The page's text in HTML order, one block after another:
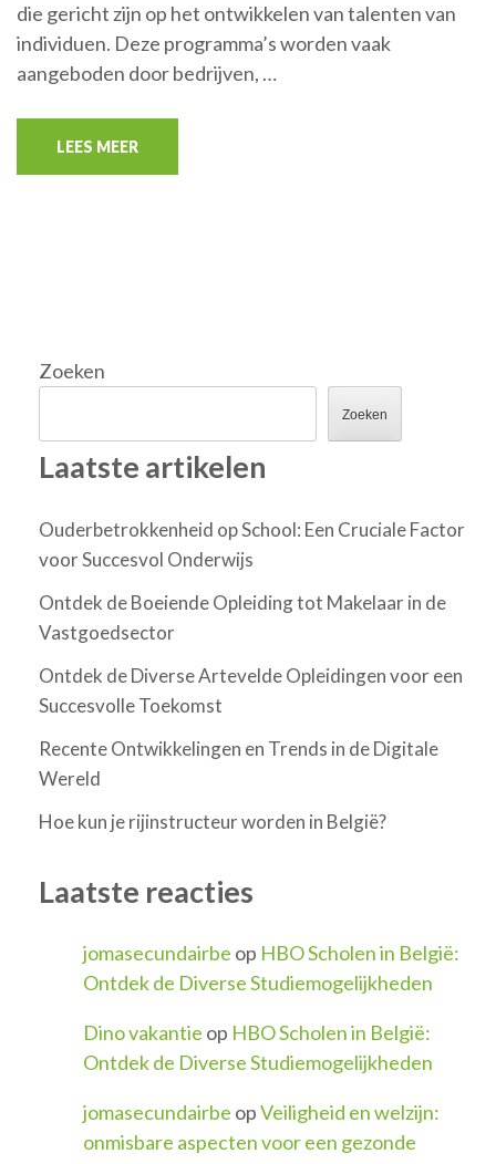
die gericht zijn op het ontwikkelen van talenten van
individuen. Deze programma’s worden vaak
aangeboden door bedrijven, …
LEES MEER
Zoeken
Zoeken
Laatste artikelen
Ouderbetrokkenheid op School: Een Cruciale Factor
voor Succesvol Onderwijs
Ontdek de Boeiende Opleiding tot Makelaar in de
Vastgoedsector
Ontdek de Diverse Artevelde Opleidingen voor een
Succesvolle Toekomst
Recente Ontwikkelingen en Trends in de Digitale
Wereld
Hoe kun je rijinstructeur worden in België?
Laatste reacties
jomasecundairbe op HBO Scholen in België:
Ontdek de Diverse Studiemogelijkheden
Dino vakantie op HBO Scholen in België:
Ontdek de Diverse Studiemogelijkheden
jomasecundairbe opVeiligheid en welzijn:
onmisbare aspecten voor een gezonde